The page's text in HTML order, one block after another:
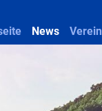
News Verein